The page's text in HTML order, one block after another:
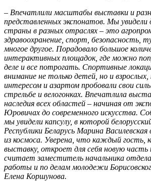
– Впечатлили масштабы выставки и
представленных экспонатов. Мы
страны в разных отраслях – это
здравоохранение, спорт, безопасность,
многое другое. Порадовало большое
интерактивных площадок, где можно
деле и все потрогать. Спортивные
внимание не только детей, но и
интересом и азартом пробовали свои
стрельбе и велогонках. Впечатлила
наследия всех областей – начиная от
Юровичах до современного искусства.
мы увидели капсулу, в которой
Республики Беларусь Марина Василевская
из космоса. Уверена, что каждый гость,
выставку, откроет для себя новую часть
считает заместитель начальника отдела
работы и по делам молодежи
Елена Коршунова.